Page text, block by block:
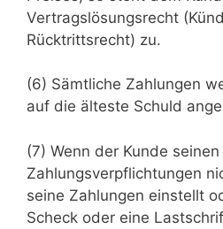
Vertragslösungsrecht
Rücktrittsrecht) zu.
(6) Sämtliche Zahlungen
auf die älteste Schuld
(7) Wenn der Kunde seinen
Zahlungsverpflichtungen
seine Zahlungen einstellt
Scheck oder eine